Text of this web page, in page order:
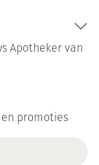
Apotheker van
promoties